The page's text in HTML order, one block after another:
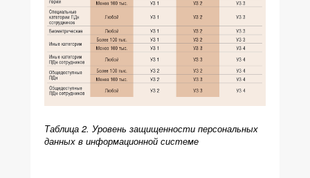
Таблица 2. Уровень защищенности персональных
данных в информационной системе